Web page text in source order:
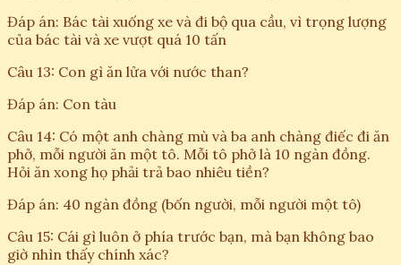
Đáp án: Bác tài xuống xe và đi bộ qua cầu, vì trọng lượng
của bác tài và xe vượt quá 10 tấn
Câu 13: Con gì ăn lửa với nước than?
Đáp án: Con tàu
Câu 14: Có một anh chàng mù và ba anh chàng điếc đi ăn
phở, mỗi người ăn một tô. Mỗi tô phở là 10 ngàn đồng.
Hỏi ăn xong họ phải trả bao nhiêu tiền?
Đáp án: 40 ngàn đồng (bốn người, mỗi người một tô)
Câu 15: Cái gì luôn ở phía trước bạn, mà bạn không bao
giờ nhìn thấy chính xác?